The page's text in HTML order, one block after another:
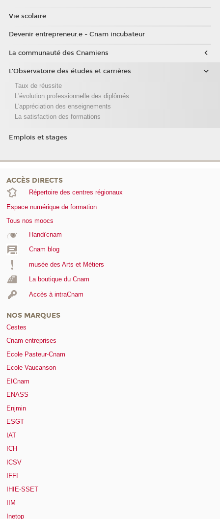
Vie scolaire
Devenir entrepreneur.e - Cnam incubateur
La communauté des Cnamiens
L'Observatoire des études et carrières
Taux de réussite
L'évolution professionnelle des diplômés
L'appréciation des enseignements
La satisfaction des formations
Emplois et stages
ACCÈS DIRECTS
Répertoire des centres régionaux
Espace numérique de formation
Tous nos moocs
Handi'cnam
Cnam blog
musée des Arts et Métiers
La boutique du Cnam
Accès à intraCnam
NOS MARQUES
Cestes
Cnam entreprises
Ecole Pasteur-Cnam
Ecole Vaucanson
EICnam
ENASS
Enjmin
ESGT
IAT
ICH
ICSV
IFFI
IHIE-SSET
IIM
Inetop